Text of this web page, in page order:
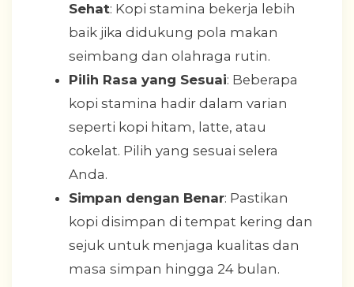
Sehat: Kopi stamina bekerja lebih
baik jika didukung pola makan
seimbang dan olahraga rutin.
Pilih Rasa yang Sesuai: Beberapa
kopi stamina hadir dalam varian
seperti kopi hitam, latte, atau
cokelat. Pilih yang sesuai selera
Anda.
Simpan dengan Benar: Pastikan
kopi disimpan di tempat kering dan
sejuk untuk menjaga kualitas dan
masa simpan hingga 24 bulan.